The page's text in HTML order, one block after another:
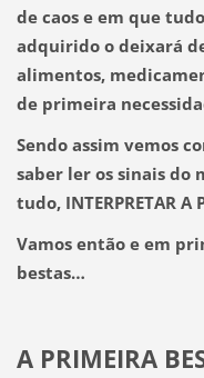
de caos e em que
adquirido o deixará
alimentos,
de primeira
Sendo assim vemos
saber ler os sinais do
tudo, INTERPRETAR A
Vamos então e em
bestas…
A PRIMEIRA